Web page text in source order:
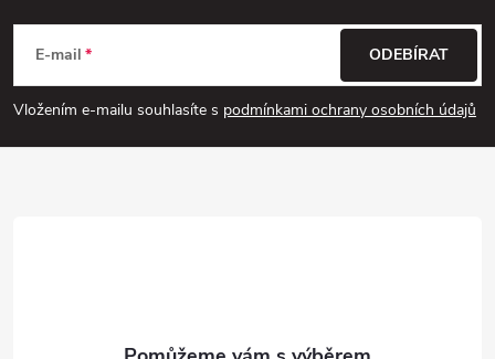
p
a
E-mail
Vložením e-mailu souhlasíte s podmínkami ochrany osobních údajů
ODEBÍRAT